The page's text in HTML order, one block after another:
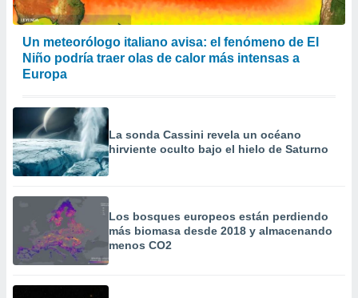
Un meteorólogo italiano avisa: el fenómeno de El
Niño podría traer olas de calor más intensas a
Europa
La sonda Cassini revela un océano
hirviente oculto bajo el hielo de Saturno
Los bosques europeos están perdiendo
más biomasa desde 2018 y almacenando
menos CO2